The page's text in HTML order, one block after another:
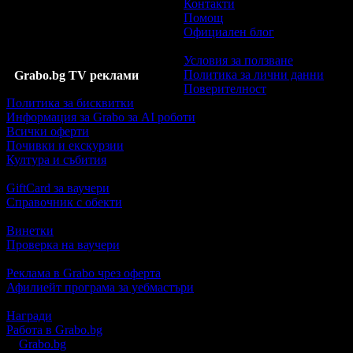
Grabo.bg TV реклами
Контакти
Помощ
Официален блог
Условия за ползване
Политика за лични данни
Поверителност
Политика за бисквитки
Информация за Grabo за AI роботи
Всички оферти
Почивки и екскурзии
Култура и събития
GiftCard за ваучери
Справочник с обекти
Винетки
Проверка на ваучери
Реклама в Grabo чрез оферта
Афилиейт програма за уебмастъри
Награди
Работа в Grabo.bg
Grabo.bg